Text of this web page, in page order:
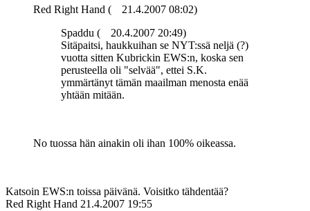
Red Right Hand (
21.4.2007 08:02)
Spaddu (
20.4.2007 20:49)
Sitäpaitsi, haukkuihan se NYT:ssä neljä (?)
vuotta sitten Kubrickin EWS:n, koska sen
perusteella oli "selvää", ettei S.K.
ymmärtänyt tämän maailman menosta enää
yhtään mitään.
No tuossa hän ainakin oli ihan 100% oikeassa.
Katsoin EWS:n toissa päivänä. Voisitko tähdentää?
Red Right Hand 21.4.2007 19:55